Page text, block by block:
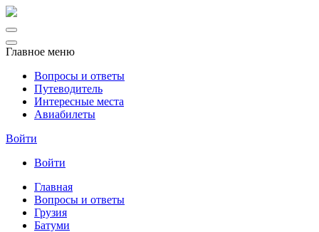
Главное меню
Вопросы и ответы
Путеводитель
Интересные места
Авиабилеты
Войти
Войти
Главная
Вопросы и ответы
Грузия
Батуми